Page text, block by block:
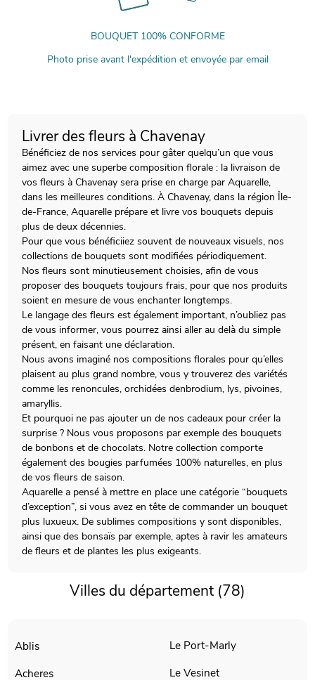
BOUQUET 100% CONFORME
Photo prise avant l'expédition et envoyée par email
Livrer des fleurs à Chavenay
Bénéficiez de nos services pour gâter quelqu’un que vous
aimez avec une superbe composition florale : la livraison de
vos fleurs à Chavenay sera prise en charge par Aquarelle,
dans les meilleures conditions. À Chavenay, dans la région Île-
de-France, Aquarelle prépare et livre vos bouquets depuis
plus de deux décennies.
Pour que vous bénéficiiez souvent de nouveaux visuels, nos
collections de bouquets sont modifiées périodiquement.
Nos fleurs sont minutieusement choisies, afin de vous
proposer des bouquets toujours frais, pour que nos produits
soient en mesure de vous enchanter longtemps.
Le langage des fleurs est également important, n’oubliez pas
de vous informer, vous pourrez ainsi aller au delà du simple
présent, en faisant une déclaration.
Nous avons imaginé nos compositions florales pour qu’elles
plaisent au plus grand nombre, vous y trouverez des variétés
comme les renoncules, orchidées denbrodium, lys, pivoines,
amaryllis.
Et pourquoi ne pas ajouter un de nos cadeaux pour créer la
surprise ? Nous vous proposons par exemple des bouquets
de bonbons et de chocolats. Notre collection comporte
également des bougies parfumées 100% naturelles, en plus
de vos fleurs de saison.
Aquarelle a pensé à mettre en place une catégorie “bouquets
d’exception”, si vous avez en tête de commander un bouquet
plus luxueux. De sublimes compositions y sont disponibles,
ainsi que des bonsaïs par exemple, aptes à ravir les amateurs
de fleurs et de plantes les plus exigeants.
Villes du département (78)
Ablis
Acheres
Le Port-Marly
Le Vesinet